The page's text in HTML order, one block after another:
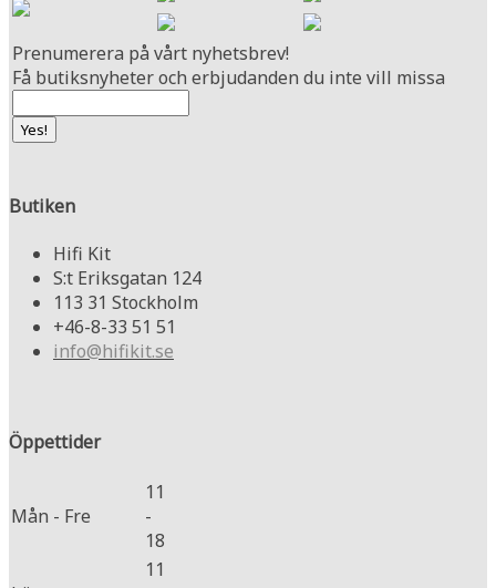
Prenumerera på vårt nyhetsbrev!
Få butiksnyheter och erbjudanden du inte vill missa
Butiken
Hifi Kit
S:t Eriksgatan 124
113 31 Stockholm
+46-8-33 51 51
info@hifikit.se
Öppettider
Mån - Fre
11
-
18
11